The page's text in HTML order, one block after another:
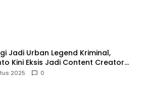
Jadi Urban Legend Kriminal,
Kini Eksis Jadi Content Creator
2025 0